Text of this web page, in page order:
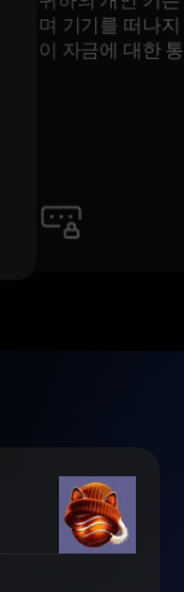
며 기기를 떠나
이 자금에 대한